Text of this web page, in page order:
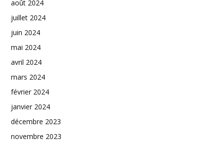
août 2024
juillet 2024
juin 2024
mai 2024
avril 2024
mars 2024
février 2024
janvier 2024
décembre 2023
novembre 2023